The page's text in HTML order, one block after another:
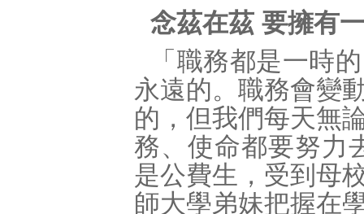
念茲在茲 要擁有
「職務都是一時
永遠的。職務會變
的，但我們每天無
務、使命都要努力
是公費生，受到母
師大學弟妹把握在